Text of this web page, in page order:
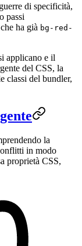
di specificità,
passi
ha già bg-red-
applicano e il
del CSS, la
classi del bundler,
la
in modo
proprietà CSS,